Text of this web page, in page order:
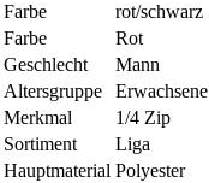
Farbe
rot/schwarz
Farbe
Rot
Geschlecht
Mann
Altersgruppe
Erwachsene
Merkmal
1/4 Zip
Sortiment
Liga
Hauptmaterial Polyester